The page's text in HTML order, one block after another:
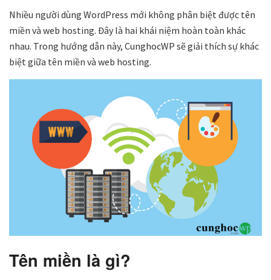
Nhiều người dùng WordPress mới không phân biệt được tên
miền và web hosting. Đây là hai khái niệm hoàn toàn khác
nhau. Trong hướng dẫn này, CunghocWP sẽ giải thích sự khác
biệt giữa tên miền và web hosting.
Tên miền là gì?